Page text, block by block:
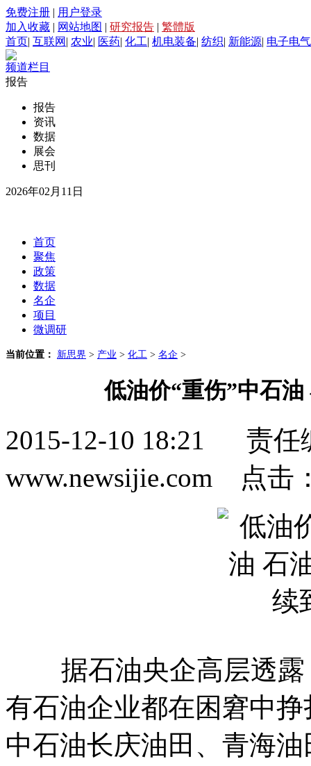
免费注册 | 用户登录
加入收藏 | 网站地图 | 研究报告 | 繁體版
首页| 互联网 | 农业| 医药| 化工| 机电装备| 纺织| 新能源| 电子电气
频道栏目
报告
报告
资讯
数据
展会
思刊
2026年02月11日
首页
聚焦
政策
数据
名企
项目
微调研
当前位置： 新思界 > 产业 > 化工 > 名企 >
低油价“重伤”中石
2015-12-10 18:21 责
www.newsijie.com 点击
据石油央企高层透露
有石油企业都在困窘中
中石油长庆油田、青海